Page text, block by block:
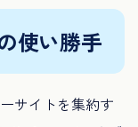
使い勝手
サイトを集約す